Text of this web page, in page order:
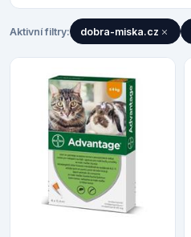
Aktivní filtry: dobra-miska.cz